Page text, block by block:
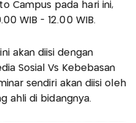
Campus pada hari ini,
WIB - 12.00 WIB.
akan diisi dengan
Sosial Vs Kebebasan
sendiri akan diisi oleh
ahli di bidangnya.